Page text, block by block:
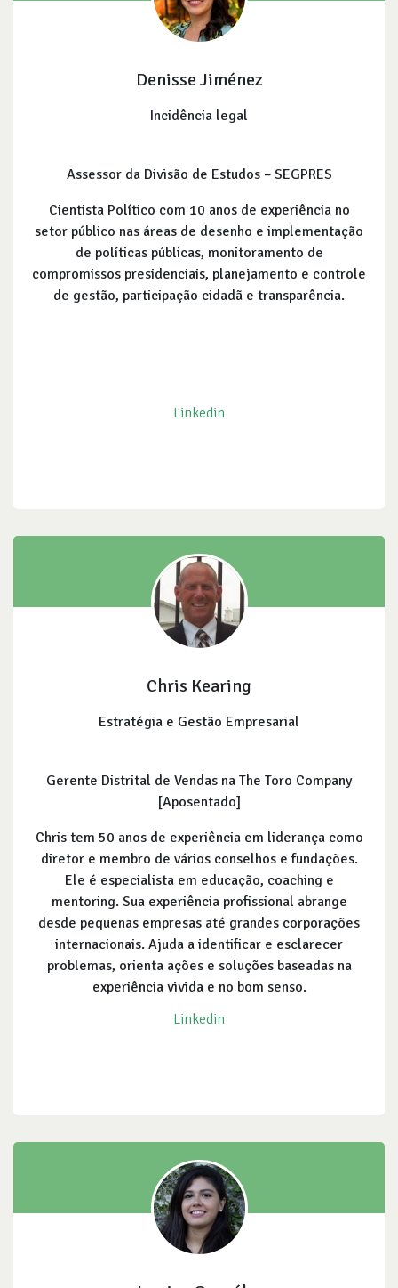
Denisse Jiménez
Incidência legal
Assessor da Divisão de Estudos – SEGPRES
Cientista Político com 10 anos de experiência no
setor público nas áreas de desenho e implementação
de políticas públicas, monitoramento de
compromissos presidenciais, planejamento e controle
de gestão, participação cidadã e transparência.
Linkedin
Chris Kearing
Estratégia e Gestão Empresarial
Gerente Distrital de Vendas na The Toro Company
[Aposentado]
Chris tem 50 anos de experiência em liderança como
diretor e membro de vários conselhos e fundações.
Ele é especialista em educação, coaching e
mentoring. Sua experiência profissional abrange
desde pequenas empresas até grandes corporações
internacionais. Ajuda a identificar e esclarecer
problemas, orienta ações e soluções baseadas na
experiência vivida e no bom senso.
Linkedin